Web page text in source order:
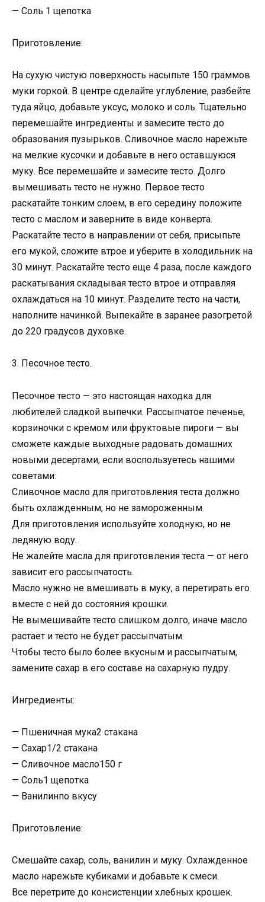
— Соль 1 щепотка
Приготовление:
На сухую чистую поверхность насыпьте 150 граммов
муки горкой. В центре сделайте углубление, разбейте
туда яйцо, добавьте уксус, молоко и соль. Тщательно
перемешайте ингредиенты и замесите тесто до
образования пузырьков. Сливочное масло нарежьте
на мелкие кусочки и добавьте в него оставшуюся
муку. Все перемешайте и замесите тесто. Долго
вымешивать тесто не нужно. Первое тесто
раскатайте тонким слоем, в его середину положите
тесто с маслом и заверните в виде конверта.
Раскатайте тесто в направлении от себя, присыпьте
его мукой, сложите втрое и уберите в холодильник на
30 минут. Раскатайте тесто еще 4 раза, после каждого
раскатывания складывая тесто втрое и отправляя
охлаждаться на 10 минут. Разделите тесто на части,
наполните начинкой. Выпекайте в заранее разогретой
до 220 градусов духовке.
3. Песочное тесто.
Песочное тесто — это настоящая находка для
любителей сладкой выпечки. Рассыпчатое печенье,
корзиночки с кремом или фруктовые пироги — вы
сможете каждые выходные радовать домашних
новыми десертами, если воспользуетесь нашими
советами:
Сливочное масло для приготовления теста должно
быть охлажденным, но не замороженным.
Для приготовления используйте холодную, но не
ледяную воду.
Не жалейте масла для приготовления теста — от него
зависит его рассыпчатость.
Масло нужно не вмешивать в муку, а перетирать его
вместе с ней до состояния крошки.
Не вымешивайте тесто слишком долго, иначе масло
растает и тесто не будет рассыпчатым.
Чтобы тесто было более вкусным и рассыпчатым,
замените сахар в его составе на сахарную пудру.
Ингредиенты:
— Пшеничная мука2 стакана
— Сахар1/2 стакана
— Сливочное масло150 г
— Соль1 щепотка
— Ванилинпо вкусу
Приготовление:
Смешайте сахар, соль, ванилин и муку. Охлажденное
масло нарежьте кубиками и добавьте к смеси.
Все перетрите до консистенции хлебных крошек.